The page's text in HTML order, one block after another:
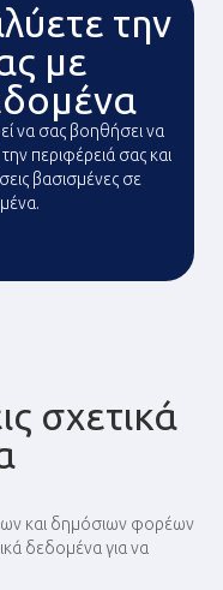
την
με
να σας βοηθήσει να
περιφέρειά σας και
βασισμένες σε
σχετικά
και δημόσιων φορέων
δεδομένα για να